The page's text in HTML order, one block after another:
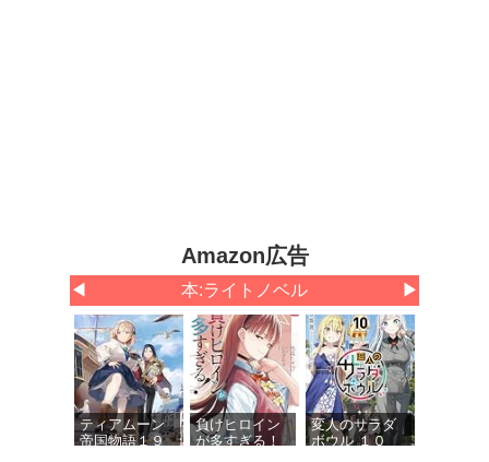
Amazon広告
◀ アニメ・声優・コミック情報 ▶
声優グランプ
リ 2026年8月
VTuberスタイ
ル 2026年7月
ニュータイプ
2026年8月号